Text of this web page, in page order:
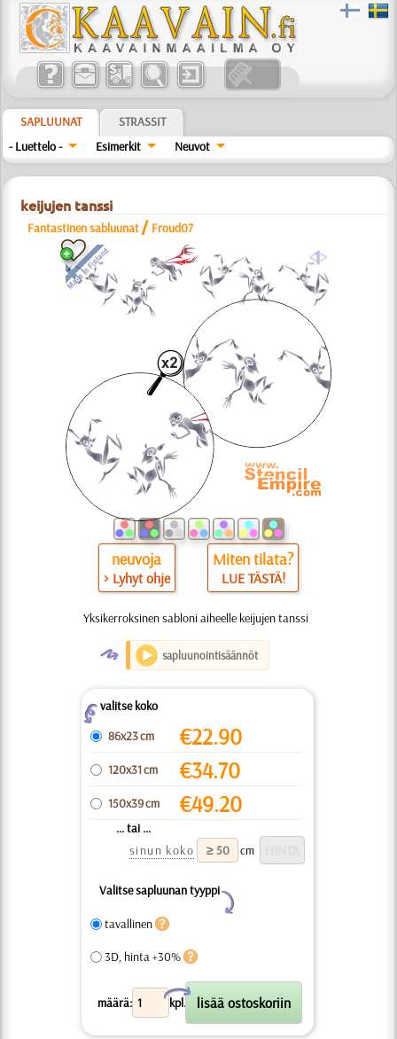
SAPLUUNAT
STRASSIT
- Luettelo -
Esimerkit Neuvot
keijujen tanssi
Fantastinen sabluunat / Froud07
a
neuvoja
> Lyhyt ohje
Miten tilata?
LUE TÄSTÄ!
Yksikerroksinen sabloni aiheelle keijujen tanssi
O sapluunointisäännöt
Zvalitse koko
86x23 cm
€22.90
120x31 cm €34.70
150x39 cm €49.20
... tai ...
sinun koko
cm
Valitse sapluunan tyyppi
Y
tavallinen
3D, hinta +30%
määrä: kpl.
X